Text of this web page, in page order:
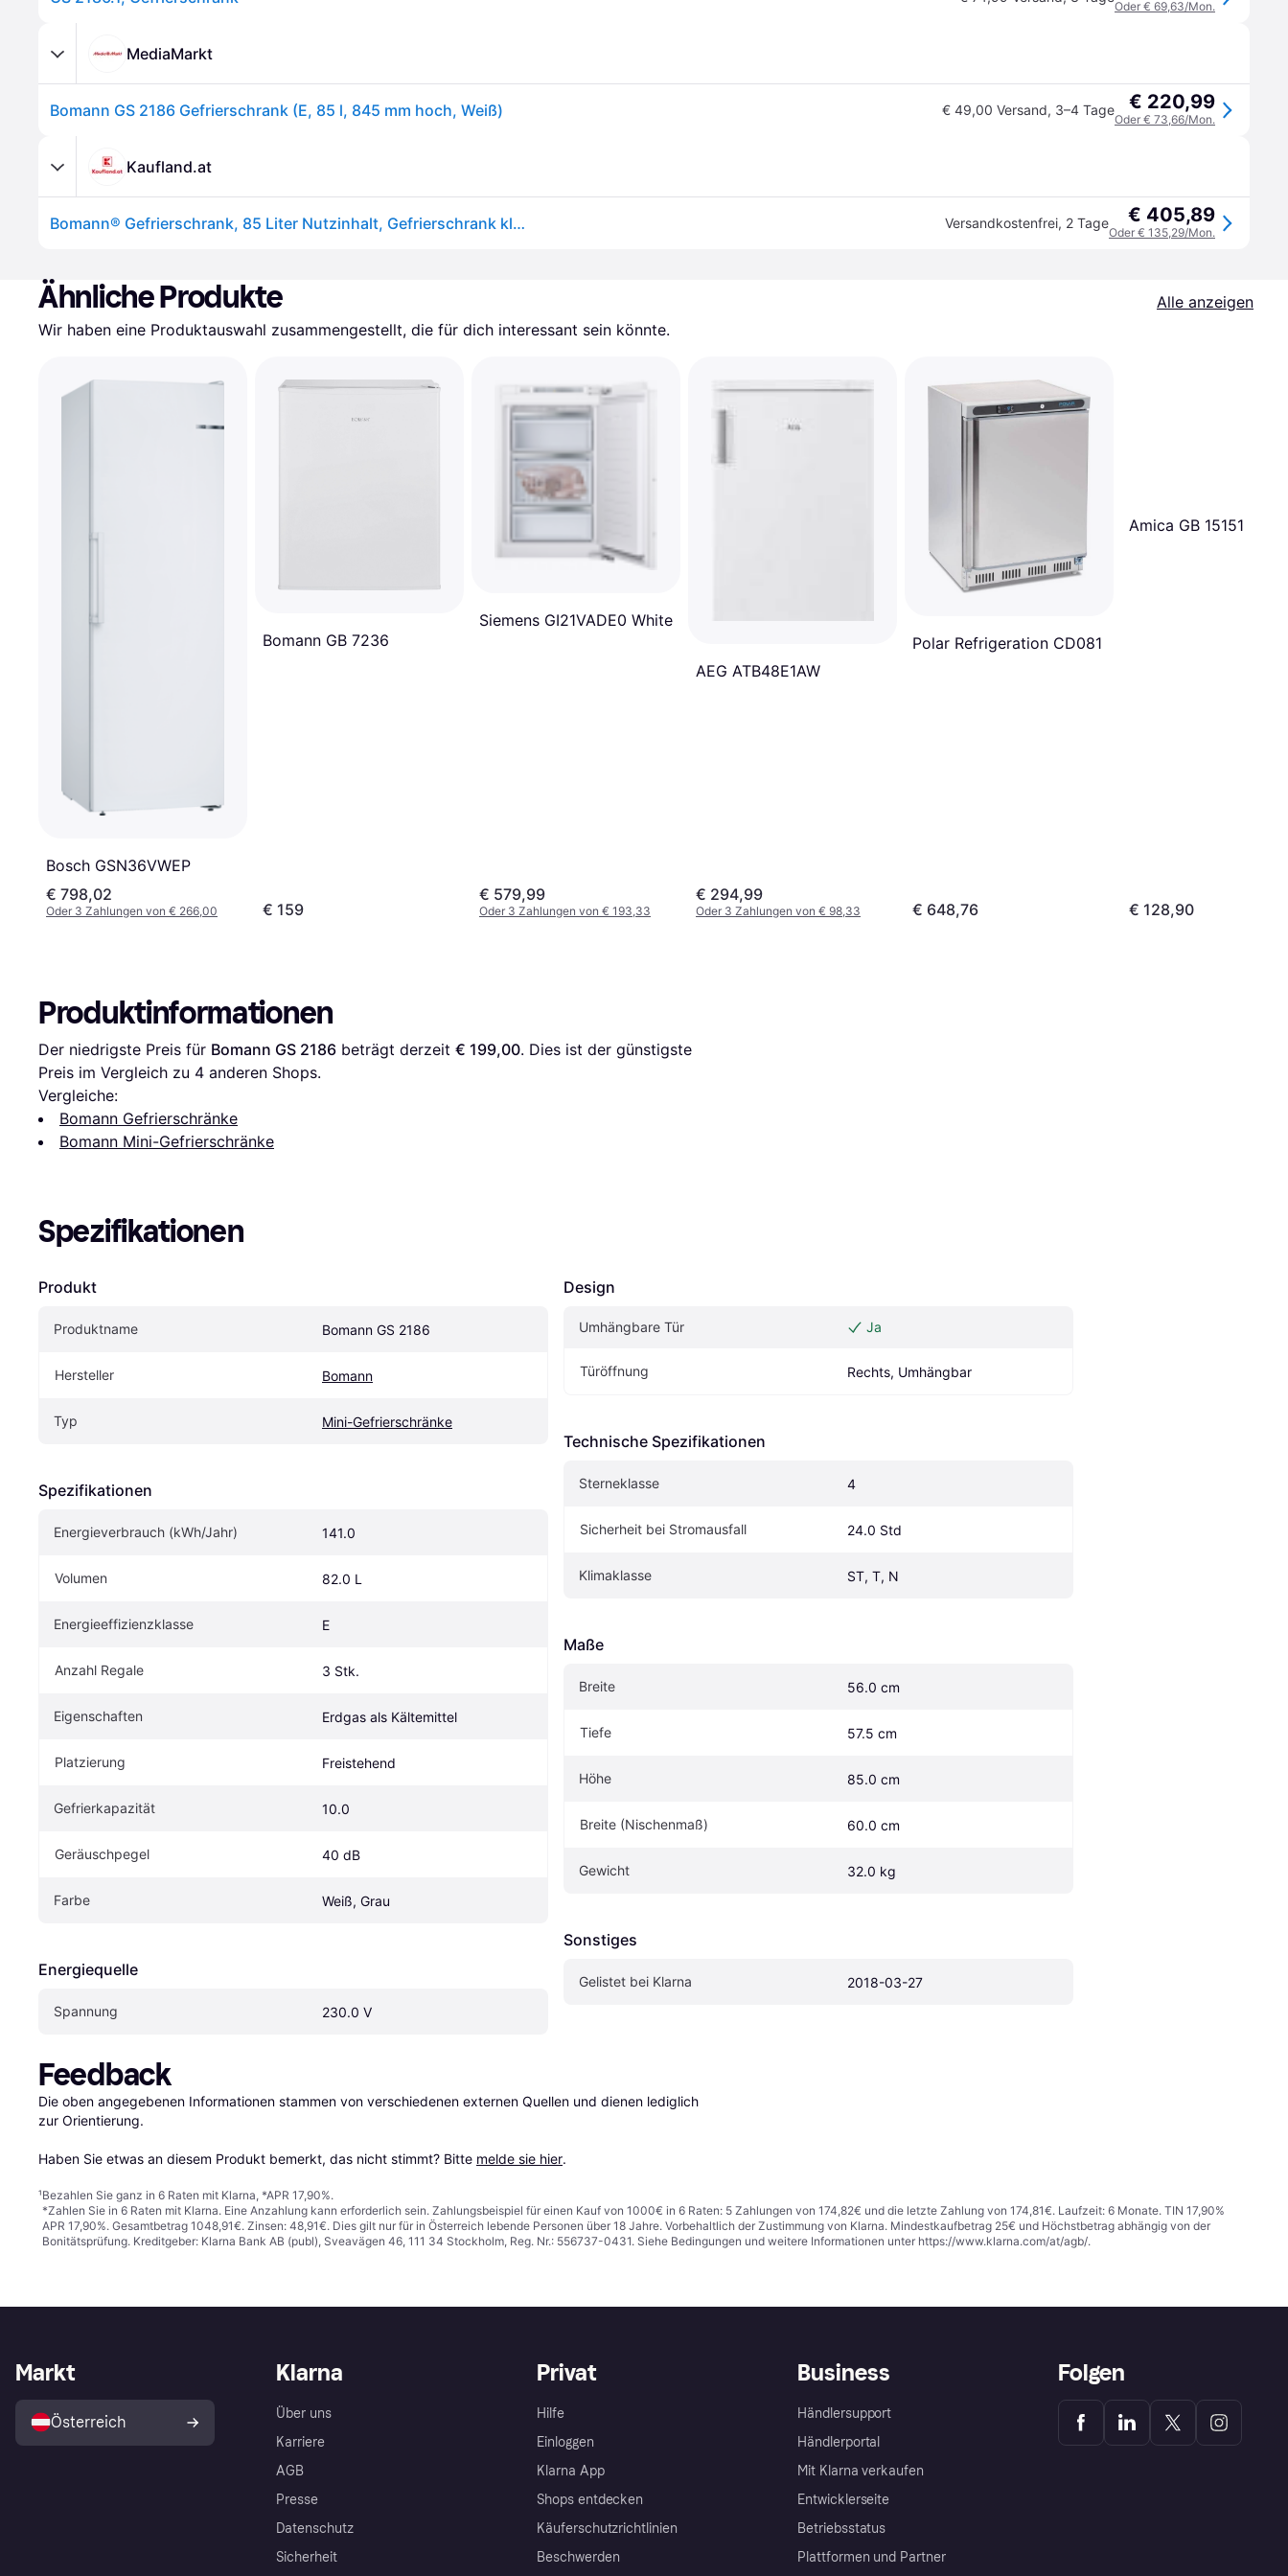
Oder € 69,63/Mon.
MediaMarkt
Bomann GS 2186 Gefrierschrank (E, 85 l, 845 mm hoch, Weiß) € 49,00 Versand, 3–4 Tage € 220,99
Oder € 73,66/Mon.
Kaufland.at
Bomann® Gefrierschrank, 85 Liter Nutzinhalt, Gefrierschrank klein mit 3 Gefrierschubladen u. Eiswürfelschale, Mini Fridge mit stufenloser Temperaturreglung, Türanschlag wechselbar - GS 2186.1, weiß Versandkostenfrei, 2 Tage € 405,89
Oder € 135,29/Mon.
Ähnliche Produkte
Alle anzeigen
Wir haben eine Produktauswahl zusammengestellt, die für dich interessant sein könnte.
Bosch GSN36VWEP
€ 798,02
Oder 3 Zahlungen von € 266,00
Bomann GB 7236
€ 159
Siemens GI21VADE0 White
€ 579,99
Oder 3 Zahlungen von € 193,33
AEG ATB48E1AW
€ 294,99
Oder 3 Zahlungen von € 98,33
Polar Refrigeration CD081
€ 648,76
Amica GB 15151
€ 128,90
Produktinformationen
Der niedrigste Preis für Bomann GS 2186 beträgt derzeit € 199,00. Dies ist der günstigste
Preis im Vergleich zu 4 anderen Shops.
Vergleiche:
Bomann Gefrierschränke
Bomann Mini-Gefrierschränke
Spezifikationen
Produkt
Produktname Bomann GS 2186
Hersteller Bomann
Typ Mini-Gefrierschränke
Spezifikationen
Energieverbrauch (kWh/Jahr) 141.0
Volumen 82.0 L
Energieeffizienzklasse E
Anzahl Regale 3 Stk.
Eigenschaften Erdgas als Kältemittel
Platzierung Freistehend
Gefrierkapazität 10.0
Geräuschpegel 40 dB
Farbe Weiß, Grau
Energiequelle
Spannung 230.0 V
Design
Umhängbare Tür Ja
Türöffnung Rechts, Umhängbar
Technische Spezifikationen
Sterneklasse 4
Sicherheit bei Stromausfall 24.0 Std
Klimaklasse ST, T, N
Maße
Breite 56.0 cm
Tiefe 57.5 cm
Höhe 85.0 cm
Breite (Nischenmaß) 60.0 cm
Gewicht 32.0 kg
Sonstiges
Gelistet bei Klarna 2018-03-27
Feedback
Die oben angegebenen Informationen stammen von verschiedenen externen Quellen und dienen lediglich
zur Orientierung.
Haben Sie etwas an diesem Produkt bemerkt, das nicht stimmt? Bitte melde sie hier.
¹Bezahlen Sie ganz in 6 Raten mit Klarna, *APR 17,90%.
*Zahlen Sie in 6 Raten mit Klarna. Eine Anzahlung kann erforderlich sein. Zahlungsbeispiel für einen Kauf von 1000€ in 6 Raten: 5 Zahlungen von 174,82€ und die letzte Zahlung von 174,81€. Laufzeit: 6 Monate. TIN 17,90%
APR 17,90%. Gesamtbetrag 1048,91€. Zinsen: 48,91€. Dies gilt nur für in Österreich lebende Personen über 18 Jahre. Vorbehaltlich der Zustimmung von Klarna. Mindestkaufbetrag 25€ und Höchstbetrag abhängig von der
Bonitätsprüfung. Kreditgeber: Klarna Bank AB (publ), Sveavägen 46, 111 34 Stockholm, Reg. Nr.: 556737-0431. Siehe Bedingungen und weitere Informationen unter https://www.klarna.com/at/agb/.
Klarna
Über uns
Karriere
AGB
Presse
Datenschutz
Sicherheit
Privat
Hilfe
Einloggen
Klarna App
Shops entdecken
Käuferschutzrichtlinien
Beschwerden
Business
Händlersupport
Händlerportal
Mit Klarna verkaufen
Entwicklerseite
Betriebsstatus
Plattformen und Partner
Markt
Österreich
Folgen